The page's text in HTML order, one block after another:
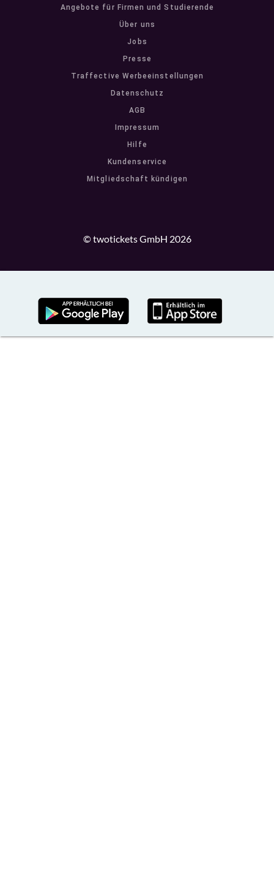
Angebote für Firmen und Studierende
Über uns
Jobs
Presse
Traffective Werbeeinstellungen
Datenschutz
AGB
Impressum
Hilfe
Kundenservice
Mitgliedschaft kündigen
© twotickets GmbH 2026